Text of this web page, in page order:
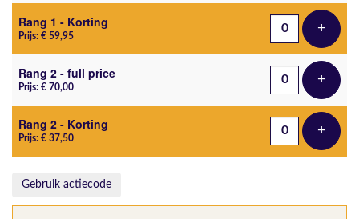
Rang 1 - Korting
Prijs: € 59,95 +Voeg
Rang 2 - full price
Prijs: € 70,00 +Voeg
Rang 2 - Korting
Prijs: € 37,50 +Voeg
Gebruik actiecode